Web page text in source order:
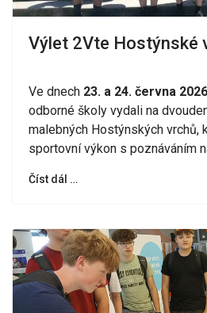
Výlet 2Vte Hostýnské
Ve dnech 23. a 24. června 2026
odborné školy vydali na
malebných Hostýnských vrchů,
sportovní výkon s poznáváním
Číst dál …